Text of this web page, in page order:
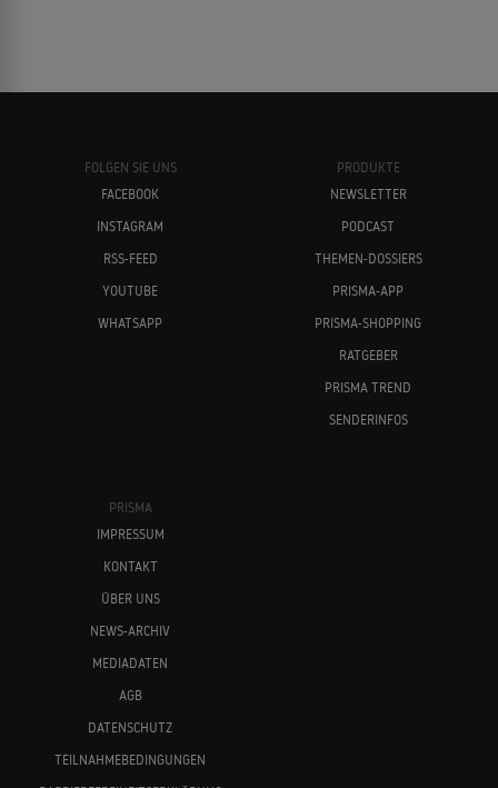
FOLGEN SIE UNS
FACEBOOK
INSTAGRAM
RSS-FEED
YOUTUBE
WHATSAPP
PRODUKTE
NEWSLETTER
PODCAST
THEMEN-DOSSIERS
PRISMA-APP
PRISMA-SHOPPING
RATGEBER
PRISMA TREND
SENDERINFOS
PRISMA
IMPRESSUM
KONTAKT
ÜBER UNS
NEWS-ARCHIV
MEDIADATEN
AGB
DATENSCHUTZ
TEILNAHMEBEDINGUNGEN